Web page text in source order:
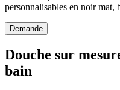
personnalisables en noir mat,
Demande
Douche sur
bain